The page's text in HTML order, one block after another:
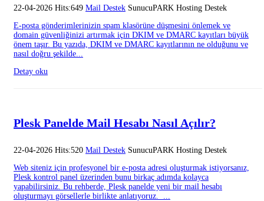
22-04-2026 Hits:649 Mail Destek SunucuPARK Hosting Destek
E-posta gönderimlerinizin spam klasörüne düşmesini önlemek ve
domain güvenliğinizi artırmak için DKIM ve DMARC kayıtları büyük
önem taşır. Bu yazıda, DKIM ve DMARC kayıtlarının ne olduğunu ve
nasıl doğru şekilde...
Detay oku
Plesk Panelde Mail Hesabı Nasıl Açılır?
22-04-2026 Hits:520 Mail Destek SunucuPARK Hosting Destek
Web siteniz için profesyonel bir e-posta adresi oluşturmak istiyorsanız,
Plesk kontrol panel üzerinden bunu birkaç adımda kolayca
yapabilirsiniz. Bu rehberde, Plesk panelde yeni bir mail hesabı
oluşturmayı görsellerle birlikte anlatıyoruz. ...